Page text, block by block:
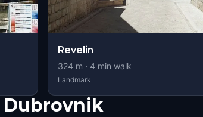
Revelin
324 m · 4 min walk
Landmark
Dubrovnik